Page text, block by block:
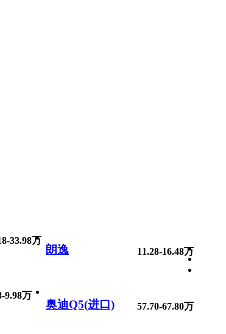
33.98万
朗逸 11.28-16.48万
9.98万
奥迪Q5(进口) 57.70-67.80万